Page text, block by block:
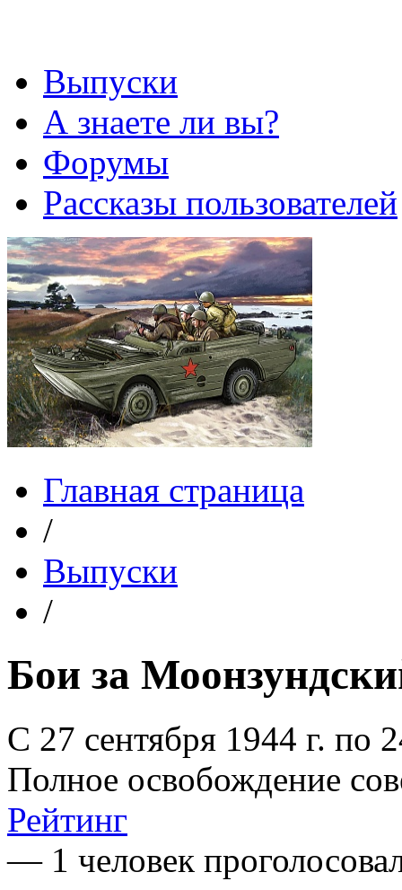
Выпуски
А знаете ли вы?
Форумы
Рассказы пользователей
Главная страница
/
Выпуски
/
Бои за
С 27 сентября 1944 г. по
Полное освобождение
Рейтинг
— 1 человек